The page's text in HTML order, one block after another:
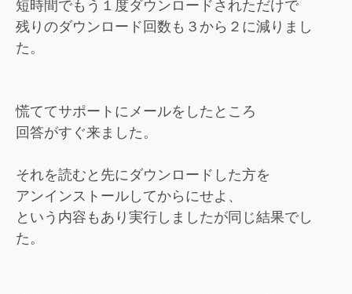
短時間でもう１度ダウンロードされただけで
残りのダウンロード回数も３から２に減りまし
た。
慌ててサポートにメールをしたところ
回答がすぐ来ました。
それを読むと先にダウンロードした方を
アンインストールしてからにせよ、
という内容もあり実行しましたが同じ結果でし
た。